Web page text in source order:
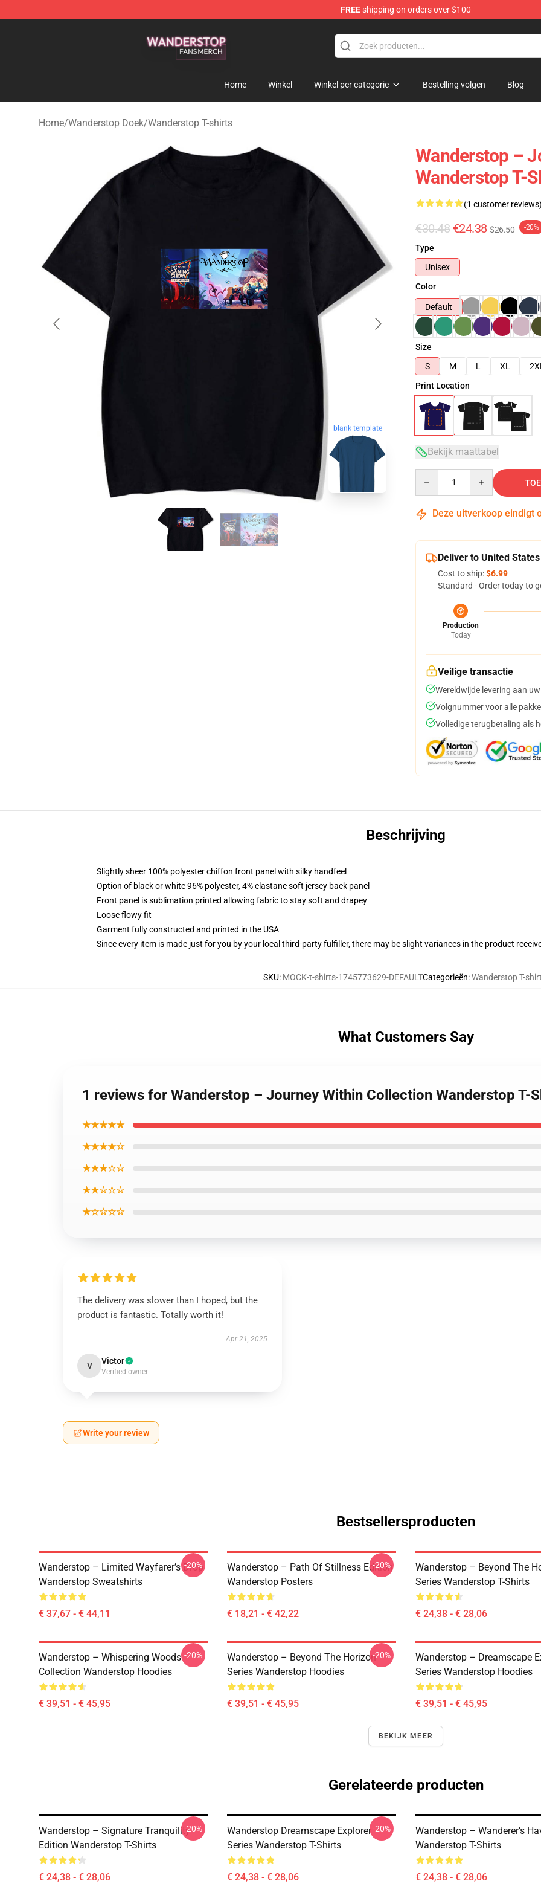
FREEshipping on orders over $100
Home Winkel Winkel per categorie Bestelling volgen Blog
Home/Wanderstop Doek/Wanderstop T-shirts
blank template
Wanderstop –
Wanderstop T-
(1 customer reviews)
€30.48 €24.38 $26.50 -20%
Type
Unisex
Color
Default
Size
S
M L XL 2XL
Print Location
Bekijk maattabel
Deze uitverkoop eindigt
Deliver to United States
Cost to ship:$6.99
Standard - Order today to
Production
Today
Veilige transactie
Wereldwijde levering aan
Volgnummer voor alle
Volledige terugbetaling als
Beschrijving
Slightly sheer 100% polyester chiffon front panel with silky handfeel
Option of black or white 96% polyester, 4% elastane soft jersey back panel
Front panel is sublimation printed allowing fabric to stay soft and drapey
Loose flowy fit
Garment fully constructed and printed in the USA
Since every item is made just for you by your local third-party fulfiller, there may be slight variances in the product
SKU: MOCK-t-shirts-1745773629-DEFAULTCategorieën:Wanderstop T-
What Customers Say
1 reviews for Wanderstop – Journey Within Collection Wanderstop T-
★★★★★
★★★★☆
★★★☆☆
★★☆☆☆
★☆☆☆☆
The delivery was slower than I hoped, but the
product is fantastic. Totally worth it!
Apr 21, 2025
V Victor
Verified owner
Write your review
Bestsellersproducten
Wanderstop – Limited Wayfarer’s Drop
Wanderstop Sweatshirts
€ 37,67 - € 44,11
-20%
Wanderstop – Path Of Stillness Edition
Wanderstop Posters
€ 18,21 - € 42,22
-20%
Wanderstop – Beyond The
Series Wanderstop T-Shirts
€ 24,38 - € 28,06
Wanderstop – Whispering Woods
Collection Wanderstop Hoodies
€ 39,51 - € 45,95
-20%
Wanderstop – Beyond The Horizon
Series Wanderstop Hoodies
€ 39,51 - € 45,95
-20%
Wanderstop – Dreamscape
Series Wanderstop Hoodies
€ 39,51 - € 45,95
BEKIJK MEER
Gerelateerde producten
Wanderstop – Signature Tranquility
Edition Wanderstop T-Shirts
€ 24,38 - € 28,06
-20%
Wanderstop Dreamscape Explorer
Series Wanderstop T-Shirts
€ 24,38 - € 28,06
-20%
Wanderstop – Wanderer’s
Wanderstop T-Shirts
€ 24,38 - € 28,06